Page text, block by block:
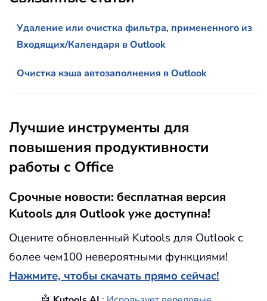
Удаление или очистка фильтра, примененного из
Входящих/Календаря в Outlook
Очистка кэша автозаполнения в Outlook
Лучшие инструменты для
повышения продуктивности
работы с Office
Срочные новости: бесплатная версия
Kutools для Outlook уже доступна!
Оцените обновленный Kutools для Outlook с
более чем100 невероятными функциями!
Нажмите, чтобы скачать прямо сейчас!